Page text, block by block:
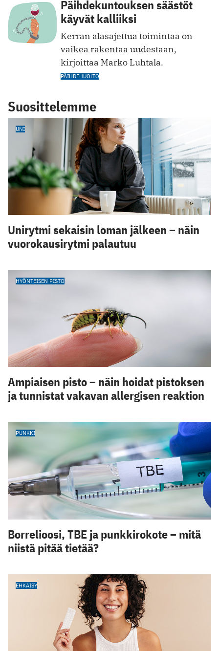
Päihdekuntouksen säästöt
käyvät kalliiksi
Kerran alasajettua toimintaa on
vaikea rakentaa uudestaan,
kirjoittaa Marko Luhtala.
PÄIHDEHUOLTO
Suosittelemme
UNI
Unirytmi sekaisin loman jälkeen – näin
vuorokausirytmi palautuu
HYÖNTEISEN PISTO
Ampiaisen pisto – näin hoidat pistoksen
ja tunnistat vakavan allergisen reaktion
PUNKKI
Borrelioosi, TBE ja punkkirokote – mitä
niistä pitää tietää?
EHKÄISY